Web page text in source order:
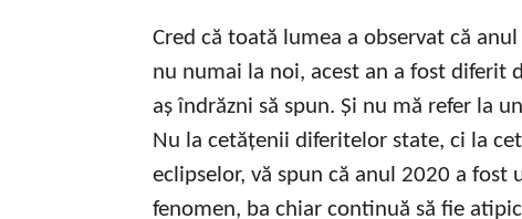
Cred că toată lumea a observat că
nu numai la noi, acest an a fost diferit
aș îndrăzni să spun. Și nu mă refer la
Nu la cetățenii diferitelor state, ci la
eclipselor, vă spun că anul 2020 a
fenomen, ba chiar continuă să fie